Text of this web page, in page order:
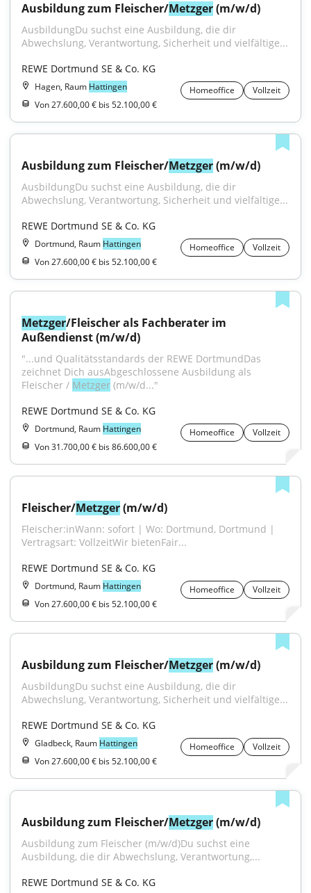
Ausbildung zum Fleischer/Metzger (m/w/d)
AusbildungDu suchst eine Ausbildung, die dir
Abwechslung, Verantwortung, Sicherheit und vielfältige...
REWE Dortmund SE & Co. KG
Hagen, Raum Hattingen Homeoffice
Vollzeit
Von 27.600,00 € bis 52.100,00 €
Ausbildung zum Fleischer/Metzger (m/w/d)
AusbildungDu suchst eine Ausbildung, die dir
Abwechslung, Verantwortung, Sicherheit und vielfältige...
REWE Dortmund SE & Co. KG
Dortmund, Raum Hattingen Homeoffice
Vollzeit
Von 27.600,00 € bis 52.100,00 €
Metzger/Fleischer als Fachberater im
Außendienst (m/w/d)
"...und Qualitätsstandards der REWE DortmundDas
zeichnet Dich ausAbgeschlossene Ausbildung als
Fleischer / Metzger (m/w/d..."
REWE Dortmund SE & Co. KG
Dortmund, Raum Hattingen Homeoffice
Vollzeit
Von 31.700,00 € bis 86.600,00 €
Fleischer/Metzger (m/w/d)
Fleischer:inWann: sofort | Wo: Dortmund, Dortmund |
Vertragsart: VollzeitWir bietenFair...
REWE Dortmund SE & Co. KG
Dortmund, Raum Hattingen Homeoffice
Vollzeit
Von 27.600,00 € bis 52.100,00 €
Ausbildung zum Fleischer/Metzger (m/w/d)
AusbildungDu suchst eine Ausbildung, die dir
Abwechslung, Verantwortung, Sicherheit und vielfältige...
REWE Dortmund SE & Co. KG
Gladbeck, Raum Hattingen Homeoffice
Vollzeit
Von 27.600,00 € bis 52.100,00 €
Ausbildung zum Fleischer/Metzger (m/w/d)
Ausbildung zum Fleischer (m/w/d)Du suchst eine
Ausbildung, die dir Abwechslung, Verantwortung,...
REWE Dortmund SE & Co. KG